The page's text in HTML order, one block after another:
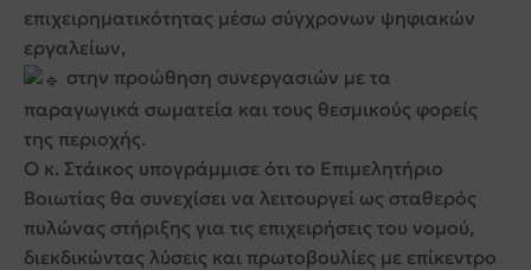
επιχειρηματικότητας μέσω σύγχρονων ψηφιακών
εργαλείων,
στην προώθηση συνεργασιών με τα
παραγωγικά σωματεία και τους θεσμικούς φορείς
της περιοχής.
Ο κ. Στάικος υπογράμμισε ότι το Επιμελητήριο
Βοιωτίας θα συνεχίσει να λειτουργεί ως σταθερός
πυλώνας στήριξης για τις επιχειρήσεις του νομού,
διεκδικώντας λύσεις και πρωτοβουλίες με επίκεντρο